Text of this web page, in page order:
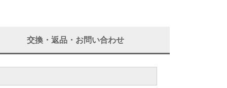
交換・返品・お問い合わせ